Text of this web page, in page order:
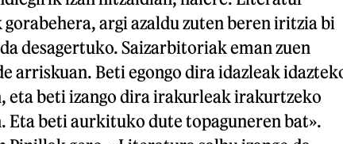
argi azaldu zuten beren iritzia bi
desagertuko. Saizarbitoriak eman zuen
arriskuan. Beti egongo dira idazleak
eta beti izango dira irakurleak irakurtzeko
Eta beti aurkituko dute topaguneren bat».